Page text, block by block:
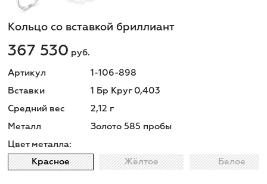
Кольцо со вставкой бриллиант
367 530 руб.
Артикул 1-106-898
Вставки 1 Бр Круг 0,403
Средний вес 2,12 г
Металл Золото 585 пробы
Цвет металла:
Красное Жёлтое Белое